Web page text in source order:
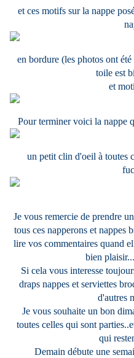
et ces motifs sur la nappe
en bordure (les photos ont
toile est
et
Pour terminer voici la nappe
un petit clin d'oeil à toutes
Je vous remercie de prendre
tous ces napperons et nappes
lire vos commentaires quand
bien
Si cela vous interesse
draps nappes et serviettes
d'autres
Je vous souhaite un bon
toutes celles qui sont
qui
Demain débute une